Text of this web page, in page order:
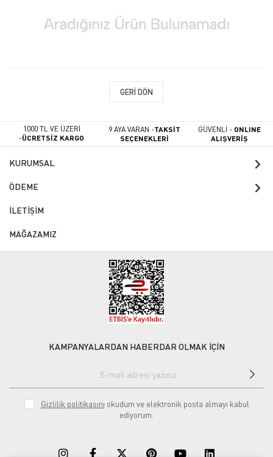
GERI DÖN
1000 TL VE ÜZERİ
-ÜCRETSİZ KARGO
9 AYA VARAN -TAKSİT
SEÇENEKLERİ
GÜVENLİ - ONLINE
ALIŞVERİŞ
KURUMSAL
ÖDEME
İLETİŞİM
MAĞAZAMIZ
KAMPANYALARDAN HABERDAR OLMAK İÇİN
Gizlilik politikasını okudum ve elektronik posta almayı kabul
ediyorum.